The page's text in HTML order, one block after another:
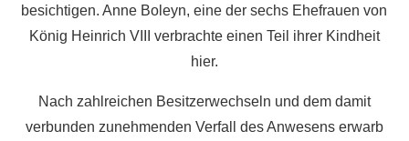
besichtigen. Anne Boleyn, eine der sechs Ehefrauen von
König Heinrich VIII verbrachte einen Teil ihrer Kindheit
hier.
Nach zahlreichen Besitzerwechseln und dem damit
verbunden zunehmenden Verfall des Anwesens erwarb